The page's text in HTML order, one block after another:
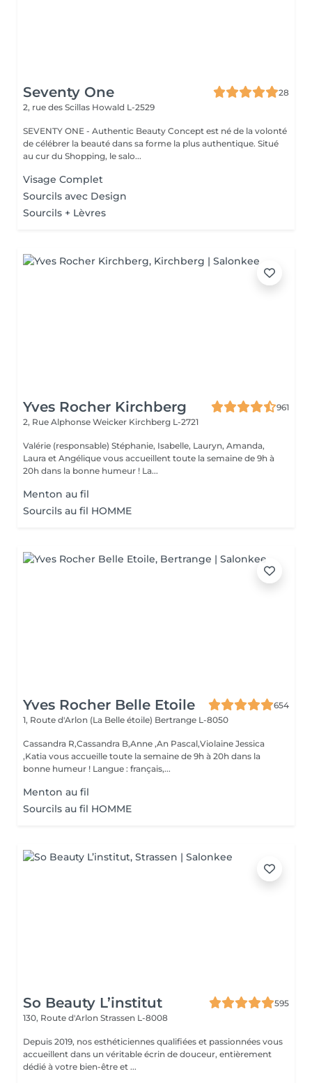
Seventy One
28
2, rue des Scillas Howald L-2529
SEVENTY ONE - Authentic Beauty Concept est né de la volonté
de célébrer la beauté dans sa forme la plus authentique. Situé
au cur du Shopping, le salo...
Visage Complet
Sourcils avec Design
Sourcils + Lèvres
Yves Rocher Kirchberg
961
2, Rue Alphonse Weicker Kirchberg L-2721
Valérie (responsable) Stéphanie, Isabelle, Lauryn, Amanda,
Laura et Angélique vous accueillent toute la semaine de 9h à
20h dans la bonne humeur ! La...
Menton au fil
Sourcils au fil HOMME
Yves Rocher Belle Etoile
654
1, Route d'Arlon (La Belle étoile) Bertrange L-8050
Cassandra R,Cassandra B,Anne ,An Pascal,Violaine Jessica
,Katia vous accueille toute la semaine de 9h à 20h dans la
bonne humeur ! Langue : français,...
Menton au fil
Sourcils au fil HOMME
So Beauty L’institut
595
130, Route d'Arlon Strassen L-8008
Depuis 2019, nos esthéticiennes qualifiées et passionnées vous
accueillent dans un véritable écrin de douceur, entièrement
dédié à votre bien-être et ...